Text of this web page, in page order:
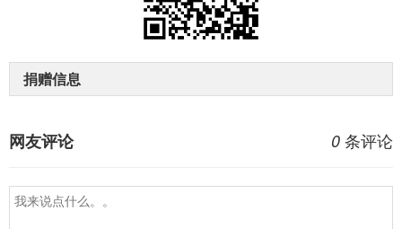
捐赠信息
0 条评论
网友评论